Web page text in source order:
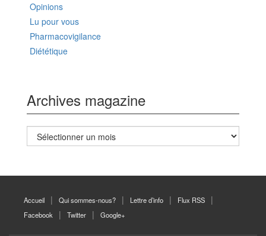
Opinions
Lu pour vous
Pharmacovigilance
Diététique
Archives magazine
Archives
magazine
Accueil Qui sommes-nous? Lettre d’info
Flux RSS
Facebook
Twitter Google+